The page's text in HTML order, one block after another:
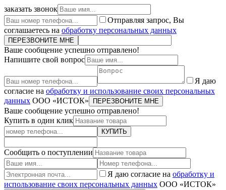
заказать звонок
Отправляя запрос, Вы
соглашаетесь на обработку персональных данных
ПЕРЕЗВОНИТЕ МНЕ
Ваше сообщение успешно отправлено!
Напишите свой вопрос
Я даю
согласие на обработку и использование своих персональных
данных ООО «ИСТОК» ПЕРЕЗВОНИТЕ МНЕ
Ваше сообщение успешно отправлено!
Купить в один клик
КУПИТЬ
Сообщить о поступлении
Я даю согласие на обработку и
использование своих персональных данных ООО «ИСТОК»